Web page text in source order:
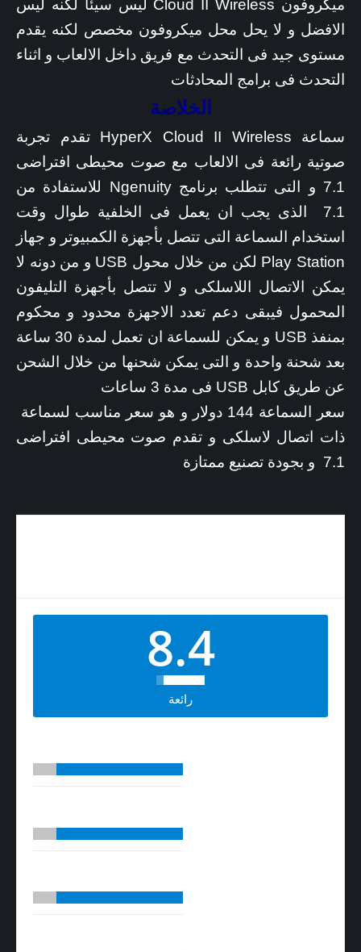
ميكروفون Cloud II Wireless ليس سيئا لكنه ليس
الافضل و لا يحل محل ميكروفون مخصص لكنه يقدم
مستوى جيد فى التحدث مع فريق داخل الالعاب و اثناء
التحدث فى برامج المحادثات
الخلاصة
سماعة HyperX Cloud II Wireless تقدم تجربة
صوتية رائعة فى الالعاب مع صوت محيطى افتراضى
7.1 و التى تتطلب برنامج Ngenuity للاستفادة من
7.1 الذى يجب ان يعمل فى الخلفية طوال وقت
استخدام السماعة التى تتصل بأجهزة الكمبيوتر و جهاز
Play Station لكن من خلال محول USB و من دونه لا
يمكن الاتصال اللاسلكى و لا تتصل بأجهزة التليفون
المحمول فيبقى دعم تعدد الاجهزة محدود و محكوم
بمنفذ USB و يمكن للسماعة ان تعمل لمدة 30 ساعة
بعد شحنة واحدة و التى يمكن شحنها من خلال الشحن
عن طريق كابل USB فى مدة 3 ساعات
سعر السماعة 144 دولار و هو سعر مناسب لسماعة
ذات اتصال لاسلكى و تقدم صوت محيطى افتراضى
7.1 و بجودة تصنيع ممتازة
8.4
رائعة